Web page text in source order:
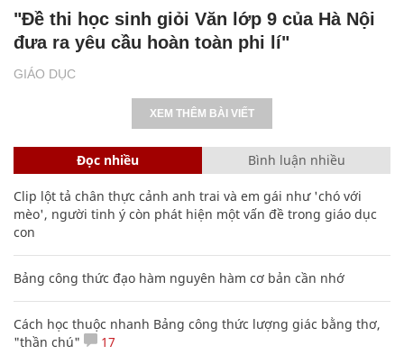
GIÁO DỤC
"Đề thi học sinh giỏi Văn lớp 9 của Hà Nội
đưa ra yêu cầu hoàn toàn phi lí"
XEM THÊM BÀI VIẾT
Đọc nhiều Bình luận nhiều
Clip lột tả chân thực cảnh anh trai và em gái như 'chó với
mèo', người tinh ý còn phát hiện một vấn đề trong giáo dục
con
Bảng công thức đạo hàm nguyên hàm cơ bản cần nhớ
Cách học thuộc nhanh Bảng công thức lượng giác bằng thơ,
"thần chú"
17